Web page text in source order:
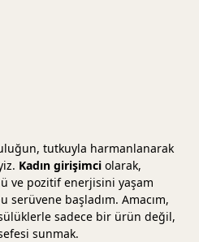
tutkuyla harmanlanarak
Kadın girişimci olarak,
ve pozitif enerjisini yaşam
serüvene başladım. Amacım,
sadece bir ürün değil,
sunmak.